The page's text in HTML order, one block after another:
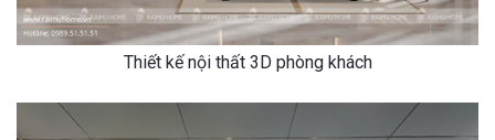
Thiết kế nội thất 3D phòng khách